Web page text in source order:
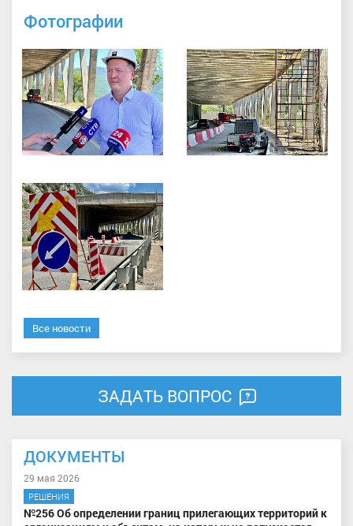
Фотографии
Все новости
ЗАДАТЬ ВОПРОС
ДОКУМЕНТЫ
29 мая 2026
РЕШЕНИЯ
№256 Об определении границ прилегающих территорий к